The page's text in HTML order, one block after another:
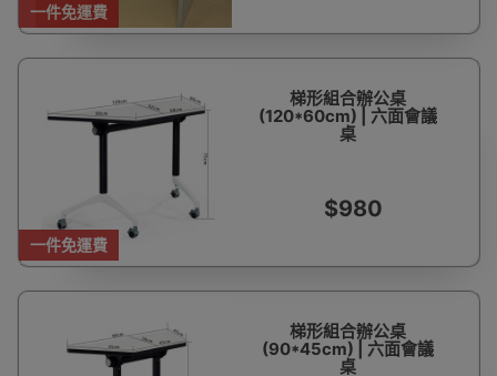
一件免運費
一件免運費
梯形組合辦公桌
(120*60cm) | 六面會議
桌
$980
梯形組合辦公桌
(90*45cm) | 六面會議
桌